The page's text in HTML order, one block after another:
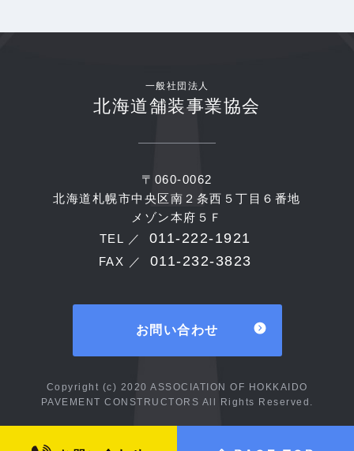
一般社団法人
北海道舗装事業協会
〒060-0062
北海道札幌市中央区南２条西５丁目６番地
メゾン本府５Ｆ
TEL ／
011-222-1921
FAX ／ 011-232-3823
お問い合わせ
Copyright (c) 2020 ASSOCIATION OF HOKKAIDO
PAVEMENT CONSTRUCTORS All Rights Reserved.